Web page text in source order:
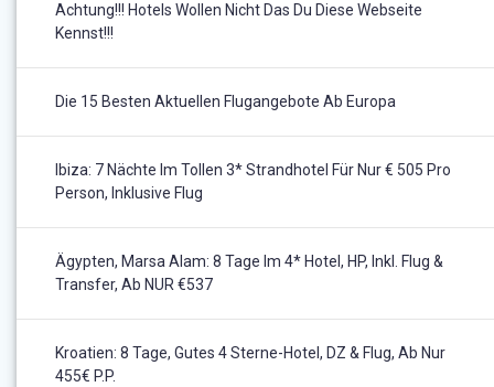
Achtung!!! Hotels Wollen Nicht Das Du Diese Webseite
Kennst!!!
Die 15 Besten Aktuellen Flugangebote Ab Europa
Ibiza: 7 Nächte Im Tollen 3* Strandhotel Für Nur € 505 Pro
Person, Inklusive Flug
Ägypten, Marsa Alam: 8 Tage Im 4* Hotel, HP, Inkl. Flug &
Transfer, Ab NUR €537
Kroatien: 8 Tage, Gutes 4 Sterne-Hotel, DZ & Flug, Ab Nur
455€ P.P.